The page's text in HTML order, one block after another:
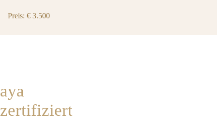
Preis: € 3.500
aya
zertifiziert